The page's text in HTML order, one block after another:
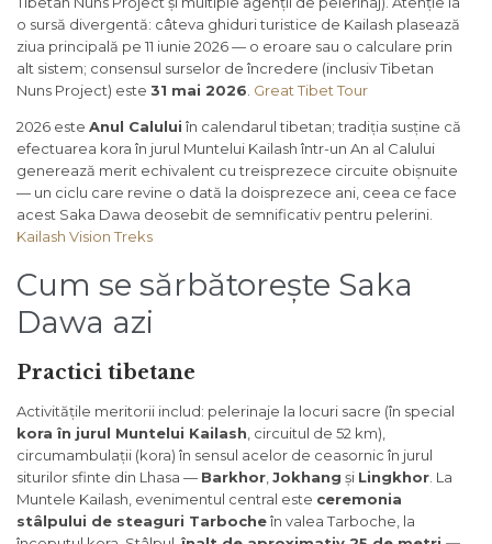
o sursă divergentă: câteva ghiduri turistice de Kailash plasează
ziua principală pe 11 iunie 2026 — o eroare sau o calculare prin
alt sistem; consensul surselor de încredere (inclusiv Tibetan
Nuns Project) este 31 mai 2026 Great Tibet Tour
2026 este Anul Calului în calendarul tibetan; tradiția susține că
efectuarea kora în jurul Muntelui Kailash într-un An al Calului
generează merit echivalent cu treisprezece circuite obișnuite
— un ciclu care revine o dată la doisprezece ani, ceea ce face
acest Saka Dawa deosebit de semnificativ pentru pelerini.
Kailash Vision Treks
Cum se sărbătorește Saka
Dawa azi
Practici tibetane
Activitățile meritorii includ: pelerinaje la locuri sacre (în special
kora în jurul Muntelui Kailash , circuitul de 52 km),
circumambulații (kora) în sensul acelor de ceasornic în jurul
siturilor sfinte din Lhasa — Barkhor Jokhang și Lingkhor . La
Muntele Kailash, evenimentul central este ceremonia
stâlpului de steaguri Tarbocheîn valea Tarboche, la